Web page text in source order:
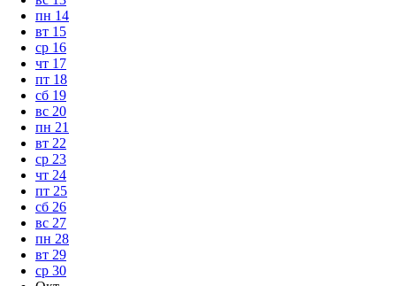
пн 14
вт 15
ср 16
чт 17
пт 18
сб 19
вс 20
пн 21
вт 22
ср 23
чт 24
пт 25
сб 26
вс 27
пн 28
вт 29
ср 30